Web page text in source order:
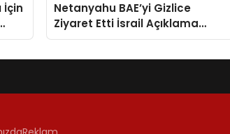
İçin
Netanyahu BAE’yi Gizlice
Ziyaret Etti İsrail Açıklama
Yaptı